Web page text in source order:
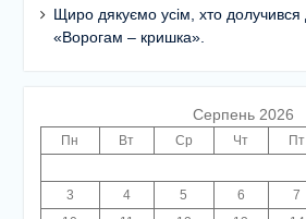
Щиро дякуємо усім, хто долучився
«Ворогам – кришка».
Серпень 2026
Пн Вт Ср Чт Пт
3
4 5 6 7